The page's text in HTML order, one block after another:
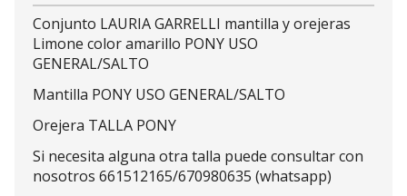
Conjunto LAURIA GARRELLI mantilla y orejeras
Limone color amarillo PONY USO
GENERAL/SALTO
Mantilla PONY USO GENERAL/SALTO
Orejera TALLA PONY
Si necesita alguna otra talla puede consultar con
nosotros 661512165/670980635 (whatsapp)